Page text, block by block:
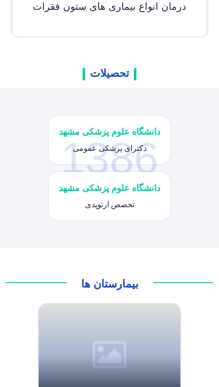
درمان انواع بیماری های ستون فقرات
تحصیلات
1386
دانشگاه علوم پزشکی مشهد
دکترای پزشکی عمومی
دانشگاه علوم پزشکی مشهد
تخصص ارتوپدی
بیمارستان ها